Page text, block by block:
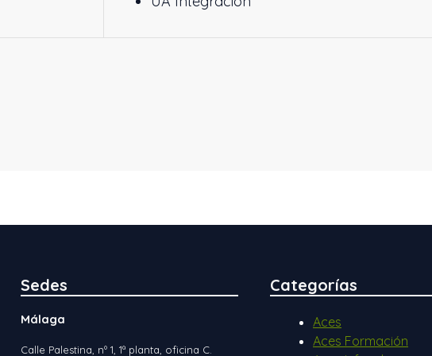
Sedes
Málaga
Calle Palestina, nº 1, 1ª planta, oficina C.
Categorías
Aces
Aces Formación